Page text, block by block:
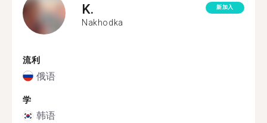
K.
Nakhodka
新加入
流利
俄语
学
韩语